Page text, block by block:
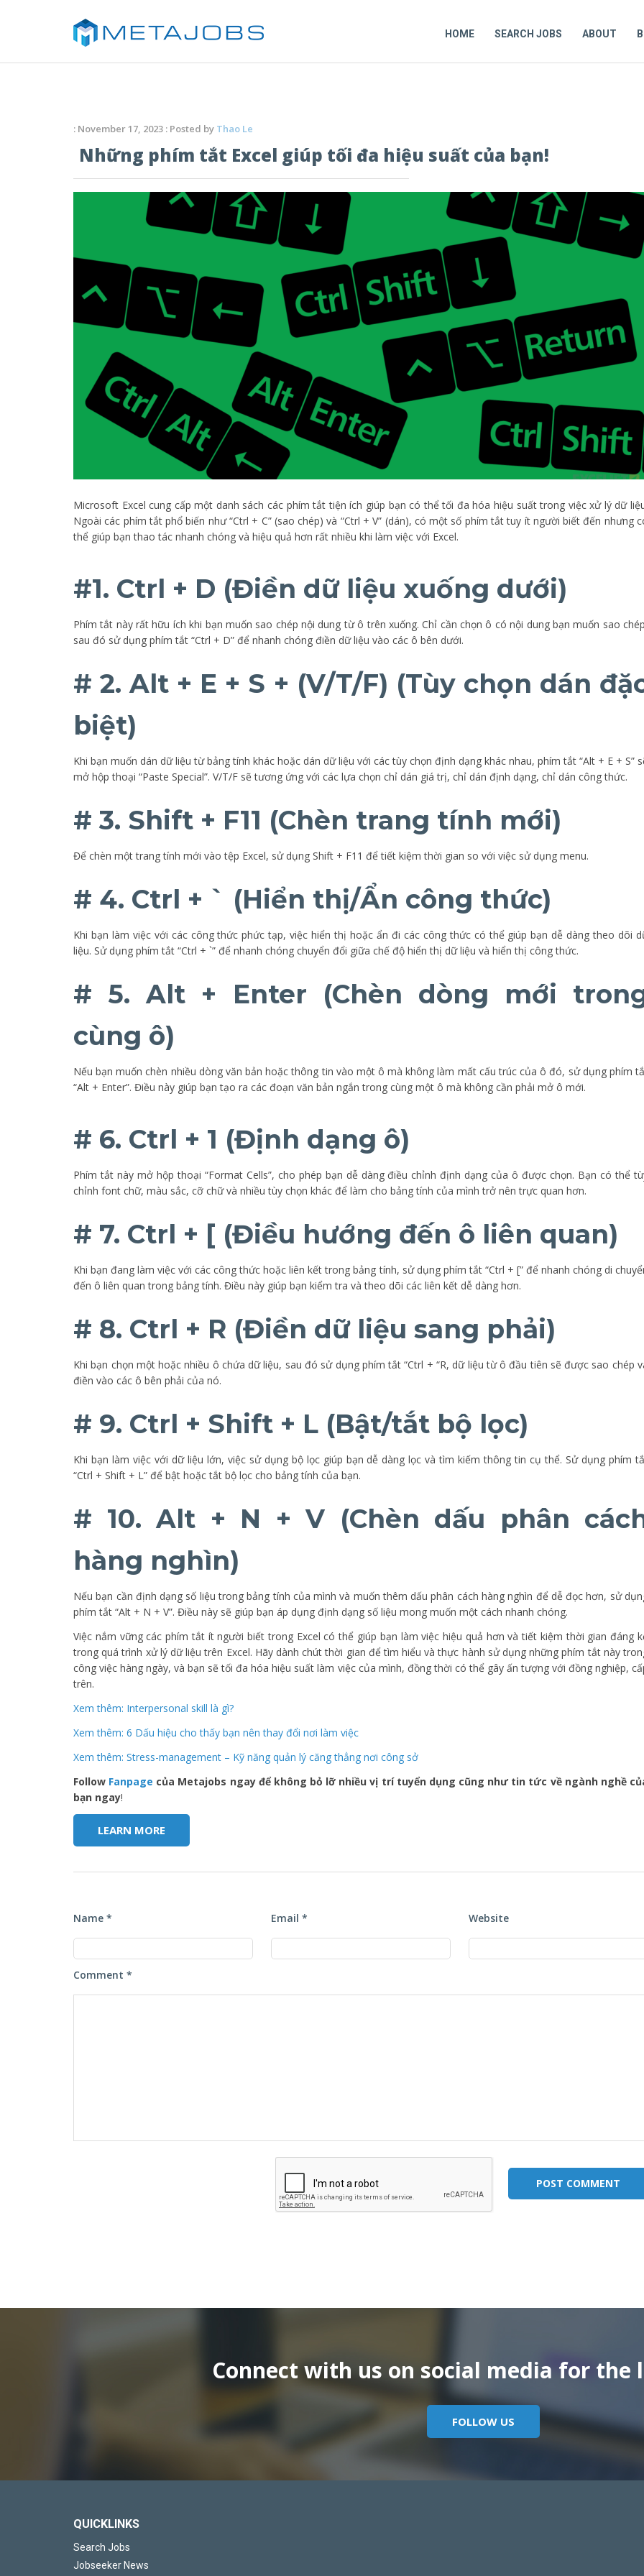
HOME SEARCH JOBS ABOUT
: November 17, 2023 : Posted by Thao Le
Những phím tắt Excel giúp tối đa hiệu suất của bạn!
Microsoft Excel cung cấp một danh sách các phím tắt tiện ích giúp bạn có thể tối đa hóa hiệu suất trong việc xử lý dữ
Ngoài các phím tắt phổ biến như “Ctrl + C” (sao chép) và “Ctrl + V” (dán), có một số phím tắt tuy ít người biết đến nhưng
thể giúp bạn thao tác nhanh chóng và hiệu quả hơn rất nhiều khi làm việc với Excel.
#1. Ctrl + D (Điền dữ liệu xuống dưới)
Phím tắt này rất hữu ích khi bạn muốn sao chép nội dung từ ô trên xuống. Chỉ cần chọn ô có nội dung bạn muốn sao
sau đó sử dụng phím tắt “Ctrl + D” để nhanh chóng điền dữ liệu vào các ô bên dưới.
# 2. Alt + E + S + (V/T/F) (Tùy chọn dán
biệt)
Khi bạn muốn dán dữ liệu từ bảng tính khác hoặc dán dữ liệu với các tùy chọn định dạng khác nhau, phím tắt “Alt + E + S”
mở hộp thoại “Paste Special”. V/T/F sẽ tương ứng với các lựa chọn chỉ dán giá trị, chỉ dán định dạng, chỉ dán công thức.
# 3. Shift + F11 (Chèn trang tính mới)
Để chèn một trang tính mới vào tệp Excel, sử dụng Shift + F11 để tiết kiệm thời gian so với việc sử dụng menu.
# 4. Ctrl + ` (Hiển thị/Ẩn công thức)
Khi bạn làm việc với các công thức phức tạp, việc hiển thị hoặc ẩn đi các công thức có thể giúp bạn dễ dàng theo dõi
liệu. Sử dụng phím tắt “Ctrl + `” để nhanh chóng chuyển đổi giữa chế độ hiển thị dữ liệu và hiển thị công thức.
# 5. Alt + Enter (Chèn dòng mới
cùng ô)
Nếu bạn muốn chèn nhiều dòng văn bản hoặc thông tin vào một ô mà không làm mất cấu trúc của ô đó, sử dụng phím
“Alt + Enter”. Điều này giúp bạn tạo ra các đoạn văn bản ngắn trong cùng một ô mà không cần phải mở ô mới.
# 6. Ctrl + 1 (Định dạng ô)
Phím tắt này mở hộp thoại “Format Cells”, cho phép bạn dễ dàng điều chỉnh định dạng của ô được chọn. Bạn có thể
chỉnh font chữ, màu sắc, cỡ chữ và nhiều tùy chọn khác để làm cho bảng tính của mình trở nên trực quan hơn.
# 7. Ctrl + [ (Điều hướng đến ô liên quan)
Khi bạn đang làm việc với các công thức hoặc liên kết trong bảng tính, sử dụng phím tắt “Ctrl + [” để nhanh chóng di
đến ô liên quan trong bảng tính. Điều này giúp bạn kiểm tra và theo dõi các liên kết dễ dàng hơn.
# 8. Ctrl + R (Điền dữ liệu sang phải)
Khi bạn chọn một hoặc nhiều ô chứa dữ liệu, sau đó sử dụng phím tắt “Ctrl + “R, dữ liệu từ ô đầu tiên sẽ được sao chép
điền vào các ô bên phải của nó.
# 9. Ctrl + Shift + L (Bật/tắt bộ lọc)
Khi bạn làm việc với dữ liệu lớn, việc sử dụng bộ lọc giúp bạn dễ dàng lọc và tìm kiếm thông tin cụ thể. Sử dụng phím
“Ctrl + Shift + L” để bật hoặc tắt bộ lọc cho bảng tính của bạn.
# 10. Alt + N + V (Chèn dấu phân
hàng nghìn)
Nếu bạn cần định dạng số liệu trong bảng tính của mình và muốn thêm dấu phân cách hàng nghìn để dễ đọc hơn, sử
phím tắt “Alt + N + V”. Điều này sẽ giúp bạn áp dụng định dạng số liệu mong muốn một cách nhanh chóng.
Việc nắm vững các phím tắt ít người biết trong Excel có thể giúp bạn làm việc hiệu quả hơn và tiết kiệm thời gian đáng
trong quá trình xử lý dữ liệu trên Excel. Hãy dành chút thời gian để tìm hiểu và thực hành sử dụng những phím tắt này
công việc hàng ngày, và bạn sẽ tối đa hóa hiệu suất làm việc của mình, đồng thời có thể gây ấn tượng với đồng nghiệp,
trên.
Xem thêm: Interpersonal skill là gì?
Xem thêm: 6 Dấu hiệu cho thấy bạn nên thay đổi nơi làm việc
Xem thêm: Stress-management – Kỹ năng quản lý căng thẳng nơi công sở
Follow Fanpage của Metajobs ngay để không bỏ lỡ nhiều vị trí tuyển dụng cũng như tin tức về ngành nghề
bạn ngay!
LEARN MORE
Name * Email * Website
Comment *
Connect with us on social media for the
FOLLOW US
QUICKLINKS
Search Jobs
Jobseeker News